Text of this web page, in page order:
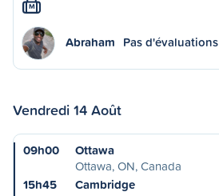
M
Abraham Pas d'évaluations
Vendredi 14 Août
09h00
Ottawa
Ottawa, ON, Canada
15h45
Cambridge